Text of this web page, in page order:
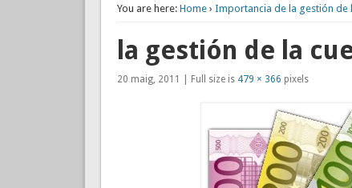
You are here: Home› Importancia de la gestión de
la gestión de la
20 maig, 2011 | Full size is 479 × 366 pixels